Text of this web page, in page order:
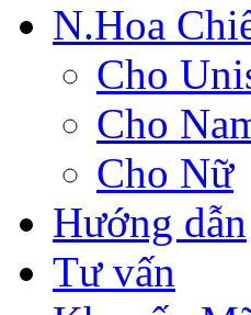
N.Hoa
Cho
Cho
Cho Nữ
Hướng dẫn
Tư vấn